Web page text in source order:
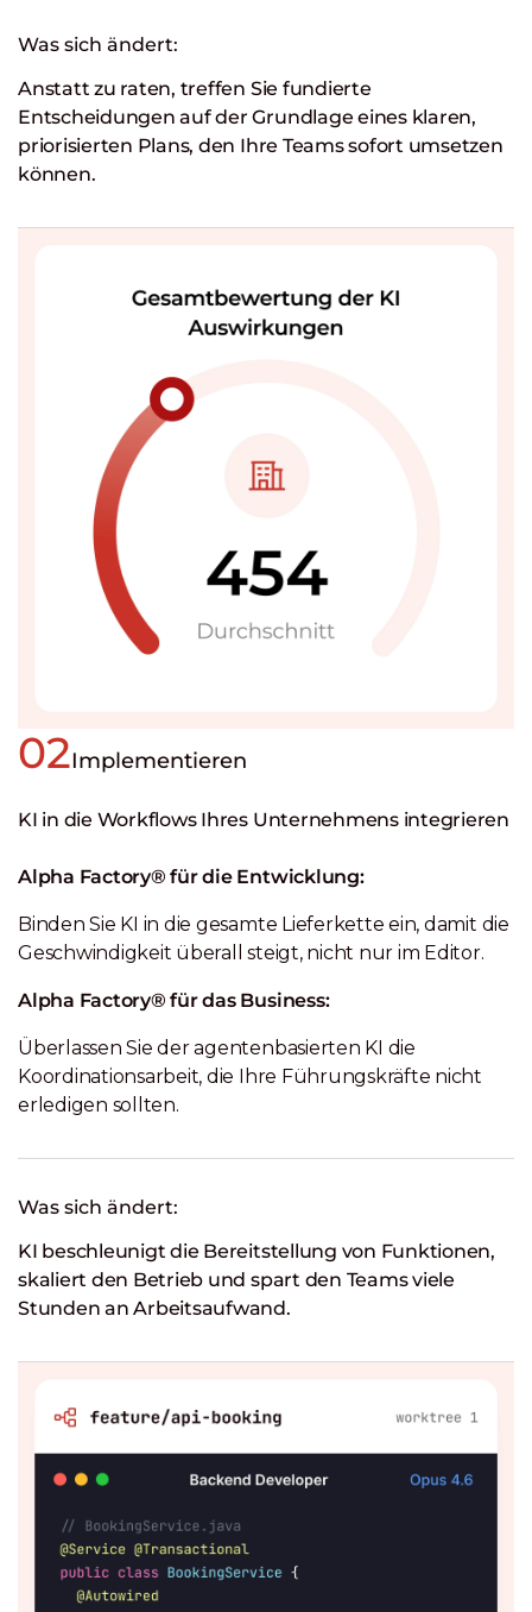
Was sich ändert:
Anstatt zu raten, treffen Sie fundierte
Entscheidungen auf der Grundlage eines klaren,
priorisierten Plans, den Ihre Teams sofort umsetzen
können.
02Implementieren
KI in die Workflows Ihres Unternehmens integrieren
Alpha Factory® für die Entwicklung:
Binden Sie KI in die gesamte Lieferkette ein, damit die
Geschwindigkeit überall steigt, nicht nur im Editor.
Alpha Factory® für das Business:
Überlassen Sie der agentenbasierten KI die
Koordinationsarbeit, die Ihre Führungskräfte nicht
erledigen sollten.
Was sich ändert:
KI beschleunigt die Bereitstellung von Funktionen,
skaliert den Betrieb und spart den Teams viele
Stunden an Arbeitsaufwand.